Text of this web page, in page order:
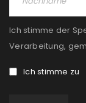
Ich stimme der
Verarbeitung,
Ich stimme zu